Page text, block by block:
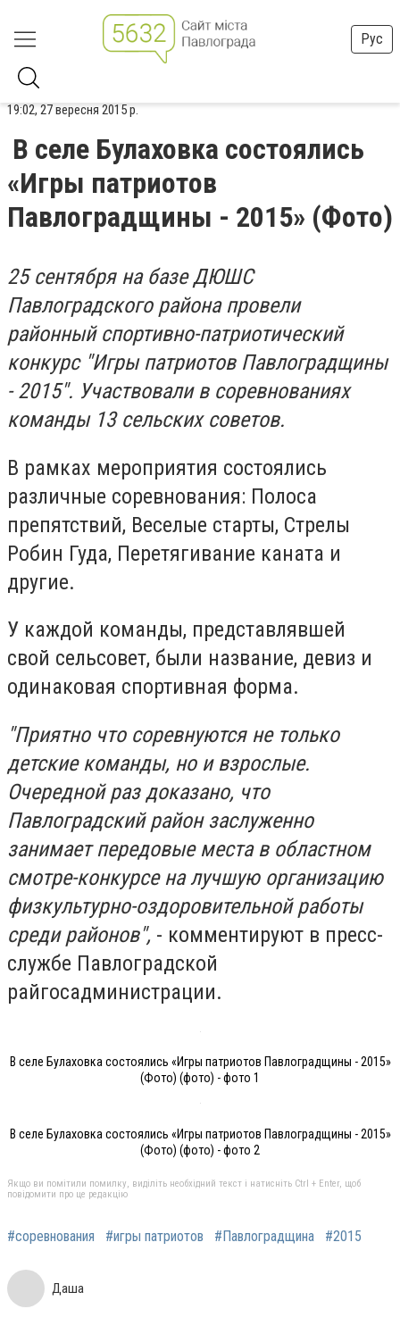
Рус
19:02, 27 вересня 2015 р.
В селе Булаховка состоялись
«Игры патриотов
Павлоградщины - 2015» (Фото)
25 сентября на базе ДЮШС
Павлоградского района провели
районный спортивно-патриотический
конкурс "Игры патриотов Павлоградщины
- 2015". Участвовали в соревнованиях
команды 13 сельских советов.
В рамках мероприятия состоялись
различные соревнования: Полоса
препятствий, Веселые старты, Стрелы
Робин Гуда, Перетягивание каната и
другие.
У каждой команды, представлявшей
свой сельсовет, были название, девиз и
одинаковая спортивная форма.
"Приятно что соревнуются не только
детские команды, но и взрослые.
Очередной раз доказано, что
Павлоградский район заслуженно
занимает передовые места в областном
смотре-конкурсе на лучшую организацию
физкультурно-оздоровительной работы
среди районов", - комментируют в пресс-
службе Павлоградской
райгосадминистрации.
В селе Булаховка состоялись «Игры патриотов Павлоградщины - 2015»
(Фото) (фото) - фото 1
В селе Булаховка состоялись «Игры патриотов Павлоградщины - 2015»
(Фото) (фото) - фото 2
Якщо ви помітили помилку, виділіть необхідний текст і натисніть Ctrl + Enter, щоб
повідомити про це редакцію
#соревнования #игры патриотов #Павлоградщина #2015
Даша